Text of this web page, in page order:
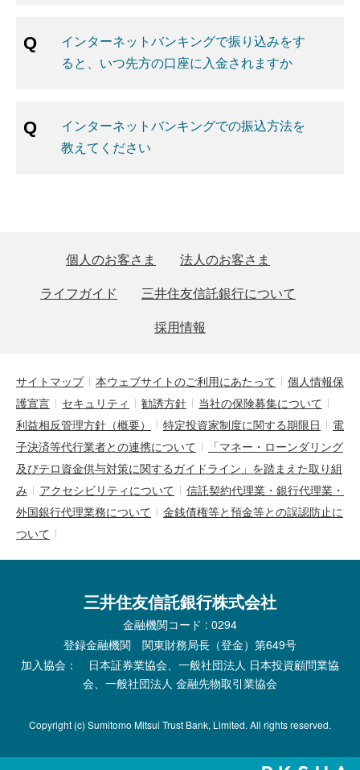
インターネットバンキングで振り込みをす
ると、いつ先方の口座に入金されますか
インターネットバンキングでの振込方法を
教えてください
個人のお客さま
法人のお客さま
ライフガイド
三井住友信託銀行について
採用情報
サイトマップ 本ウェブサイトのご利用にあたって
個人情報保
護宣言
セキュリティ 勧誘方針
当社の保険募集について
利益相反管理方針（概要）
特定投資家制度に関する期限日
電
子決済等代行業者との連携について
「マネー・ローンダリング
及びテロ資金供与対策に関するガイドライン」を踏まえた取り組
み
アクセシビリティについて
信託契約代理業・銀行代理業・
外国銀行代理業務について
金銭債権等と預金等との誤認防止に
ついて
三井住友信託銀行株式会社
金融機関コード : 0294
登録金融機関 関東財務局長（登金）第649号
加入協会： 日本証券業協会、一般社団法人 日本投資顧問業協
会、一般社団法人 金融先物取引業協会
Copyright (c) Sumitomo Mitsui Trust Bank, Limited. All rights reserved.